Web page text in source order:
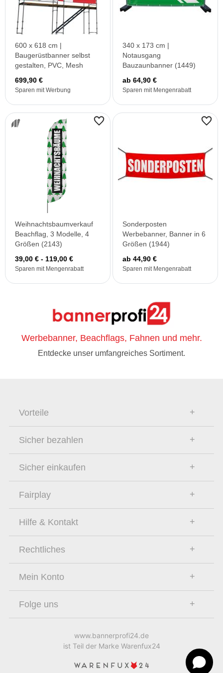
600 x 618 cm |
Baugerüstbanner selbst
gestalten, PVC, Mesh
699,90 €
Sparen mit Werbung
340 x 173 cm |
Notausgang
Bauzaunbanner (1449)
ab 64,90 €
Sparen mit Mengenrabatt
Weihnachtsbaumverkauf
Beachflag, 3 Modelle, 4
Größen (2143)
39,00 € - 119,00 €
Sparen mit Mengenrabatt
Sonderposten
Werbebanner, Banner in 6
Größen (1944)
ab 44,90 €
Sparen mit Mengenrabatt
Werbebanner, Beachflags, Fahnen und mehr.
Entdecke unser umfangreiches Sortiment.
Vorteile
Sicher bezahlen
Sicher einkaufen
Fairplay
Hilfe & Kontakt
Rechtliches
Mein Konto
Folge uns
www.bannerprofi24.de
ist Teil der Marke Warenfux24